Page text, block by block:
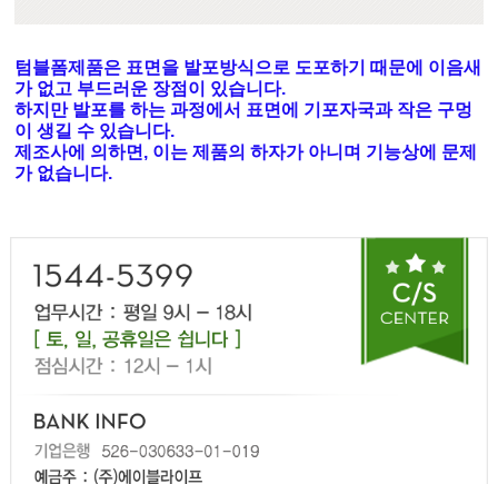
텀블폼제품은 표면을 발포방식으로 도포하기 때문에 이음새
가 없고 부드러운 장점이 있습니다.
하지만 발포를 하는 과정에서 표면에 기포자국과 작은 구멍
이 생길 수 있습니다.
제조사에 의하면, 이는 제품의 하자가 아니며 기능상에 문제
가 없습니다.